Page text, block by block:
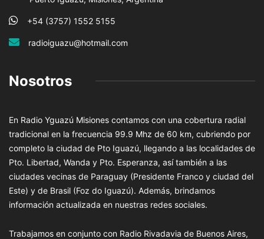
+54 (3757) 1552 5155
radioiguazu@hotmail.com
Nosotros
En Radio Yguazú Misiones contamos con una cobertura radial
tradicional en la frecuencia 99.9 Mhz de 60 km, cubriendo por
completo la ciudad de Pto Iguazú, llegando a las localidades de
Pto. Libertad, Wanda y Pto. Esperanza, así también a las
ciudades vecinas de Paraguay (Presidente Franco y ciudad del
Este) y de Brasil (Foz do Iguazú). Además, brindamos
información actualizada en nuestras redes sociales.
Trabajamos en conjunto con Radio Rivadavia de Buenos Aires,